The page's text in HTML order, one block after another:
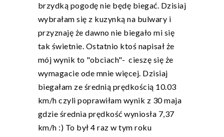
brzydką pogodę nie będę biegać. Dzisiaj
wybrałam się z kuzynką na bulwary i
przyznaję że dawno nie biegało mi się
tak świetnie. Ostatnio ktoś napisał że
mój wynik to "obciach"- cieszę się że
wymagacie ode mnie więcej. Dzisiaj
biegałam ze średnią prędkością 10.03
km/h czyli poprawiłam wynik z 30 maja
gdzie średnia prędkość wyniosła 7,37
km/h :) To był 4 raz w tym roku